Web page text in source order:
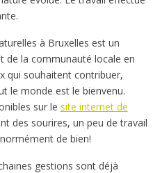
à Bruxelles est un
de la communauté locale en
qui souhaitent contribuer,
le monde est le bienvenu.
sur le site internet de
des sourires, un peu de travail
de bien!
gestions sont déjà